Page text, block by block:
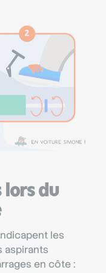
du
les
aspirants
en côte :